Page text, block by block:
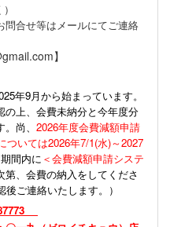
問合せ等はメールにてご連絡
】
年9月から始まっています。
上、会費未納分と今年度分
尚、 2026年度会費減額申請
ついては2026年7/1(水)～2027
間内に ＜会費減額申請システ
、会費の納入をしてくださ
ご連絡いたします。）